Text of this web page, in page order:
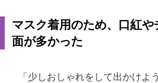
マスク着用のため、口紅
面が多かった
「少しおしゃれをして出かけよ